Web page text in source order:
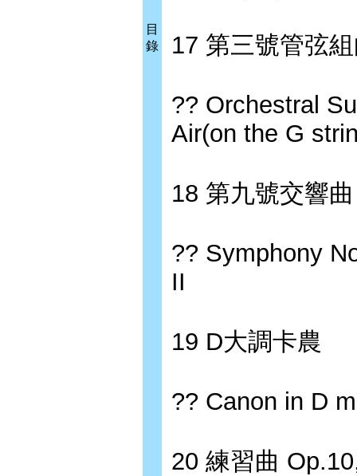
目
錄
17 第三號管弦
?? Orchestral
Air(on the G
18 第九號交響
?? Symphony
II
19 D大調卡農
?? Canon in D
20 練習曲